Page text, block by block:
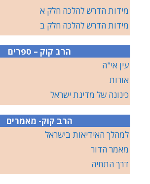
מידות הדרש להלכה חלק א
מידות הדרש להלכה חלק ב
הרב קוק – ספרים
עין אי"ה
אורות
כינונה של מדינת ישראל
הרב קוק- מאמרים
למהלך האידיאות בישראל
מאמר הדור
דרך התחיה